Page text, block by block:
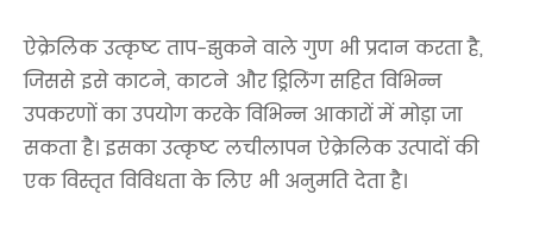
ऐक्रेलिक उत्कृष्ट ताप-झुकने वाले गुण भी प्रदान करता है,
जिससे इसे काटने, काटने और ड्रिलिंग सहित विभिन्न
उपकरणों का उपयोग करके विभिन्न आकारों में मोड़ा जा
सकता है। इसका उत्कृष्ट लचीलापन ऐक्रेलिक उत्पादों की
एक विस्तृत विविधता के लिए भी अनुमति देता है।